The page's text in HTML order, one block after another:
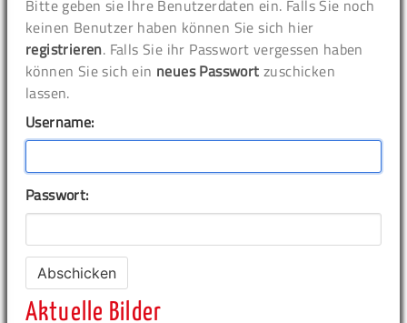
Bitte geben sie Ihre Benutzerdaten ein. Falls Sie noch
keinen Benutzer haben können Sie sich hier
registrieren. Falls Sie ihr Passwort vergessen haben
können Sie sich ein neues Passwort zuschicken
lassen.
Username:
Passwort:
Aktuelle Bilder